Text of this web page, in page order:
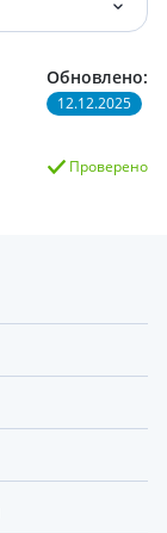
Обновлено:
12.12.2025
Проверено